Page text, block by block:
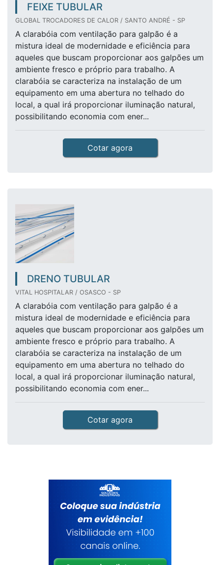
FEIXE TUBULAR
GLOBAL TROCADORES DE CALOR / SANTO ANDRÉ - SP
A clarabóia com ventilação para galpão é a
mistura ideal de modernidade e eficiência para
aqueles que buscam proporcionar aos galpões um
ambiente fresco e próprio para trabalho. A
clarabóia se caracteriza na instalação de um
equipamento em uma abertura no telhado do
local, a qual irá proporcionar iluminação natural,
possibilitando economia com ener...
Cotar agora
DRENO TUBULAR
VITAL HOSPITALAR / OSASCO - SP
A clarabóia com ventilação para galpão é a
mistura ideal de modernidade e eficiência para
aqueles que buscam proporcionar aos galpões um
ambiente fresco e próprio para trabalho. A
clarabóia se caracteriza na instalação de um
equipamento em uma abertura no telhado do
local, a qual irá proporcionar iluminação natural,
possibilitando economia com ener...
Cotar agora